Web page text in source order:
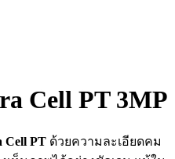
Cell PT 3MP
Cell PT ด้วยความละเอียดคม